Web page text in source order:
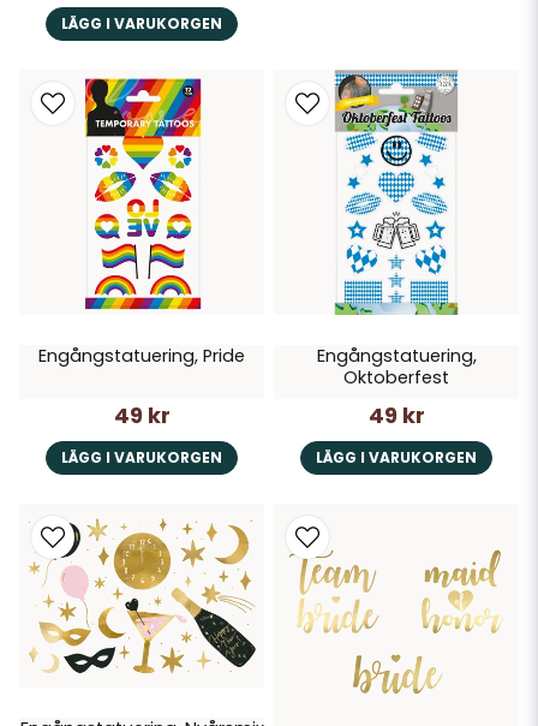
LÄGG I VARUKORGEN
Engångstatuering, Pride
49 kr
LÄGG I VARUKORGEN
Engångstatuering,
Oktoberfest
49 kr
LÄGG I VARUKORGEN